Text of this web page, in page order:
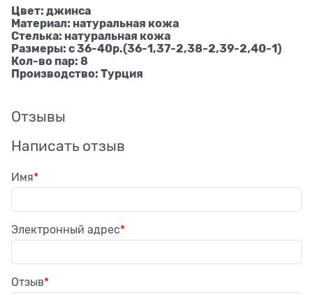
Цвет: джинса
Материал: натуральная кожа
Стелька: натуральная кожа
Размеры: с 36-40р.(36-1,37-2,38-2,39-2,40-1)
Кол-во пар: 8
Производство: Турция
Отзывы
Написать отзыв
Имя
Электронный адрес
Отзыв